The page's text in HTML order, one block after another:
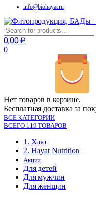
info@biohayat.ru
0,00 ₽
0
Нет товаров в корзине.
Бесплатная доставка за
ВСЕ КАТЕГОРИИ
ВСЕГО 119 ТОВАРОВ
1. Хаят
2. Hayat Nutrition
Акции
Для детей
Для мужчин
Для женщин